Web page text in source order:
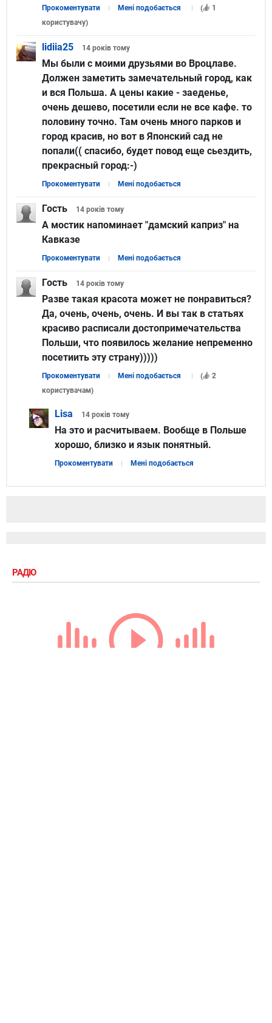
Прокоментувати Мені подобається (
1
користувачу)
lidiia25 14 років тому
Мы были с моими друзьями во Вроцлаве.
Должен заметить замечательный город, как
и вся Польша. А цены какие - заеденье,
очень дешево, посетили если не все кафе. то
половину точно. Там очень много парков и
город красив, но вот в Японский сад не
попали(( спасибо, будет повод еще сьездить,
прекрасный город:-)
Прокоментувати Мені подобається
Гость 14 років тому
А мостик напоминает "дамский каприз" на
Кавказе
Прокоментувати Мені подобається
Гость 14 років тому
Разве такая красота может не понравиться?
Да, очень, очень, очень. И вы так в статьях
красиво расписали достопримечательства
Польши, что появилось желание непременно
посетиить эту страну)))))
Прокоментувати Мені подобається (
2
користувачам)
Lisa 14 років тому
На это и расчитываем. Вообще в Польше
хорошо, близко и язык понятный.
Прокоментувати Мені подобається
РАДІО